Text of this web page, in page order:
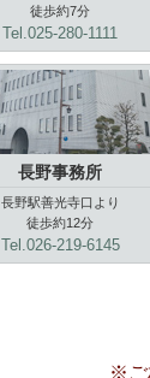
徒歩約7分
Tel.025-280-1111
長野事務所
長野駅善光寺口より
徒歩約12分
Tel.026-219-6145
※ご